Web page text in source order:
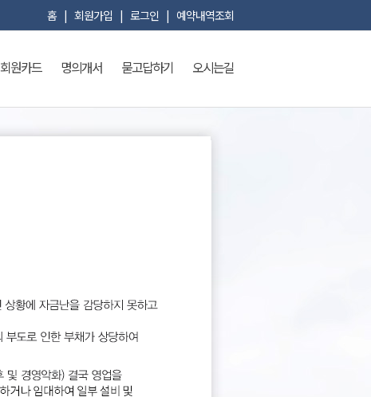
홈 | 회원가입 | 로그인 | 예약내역조회
회원카드 명의개서 묻고답하기 오시는길